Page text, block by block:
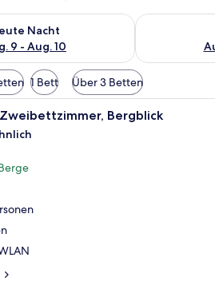
Nacht
9 - Aug. 10
für heute Nacht, Aug. 9
Überprüfe
1 Bett Über 3 Betten
Ein Doppelbett mit rosa
Bergblick